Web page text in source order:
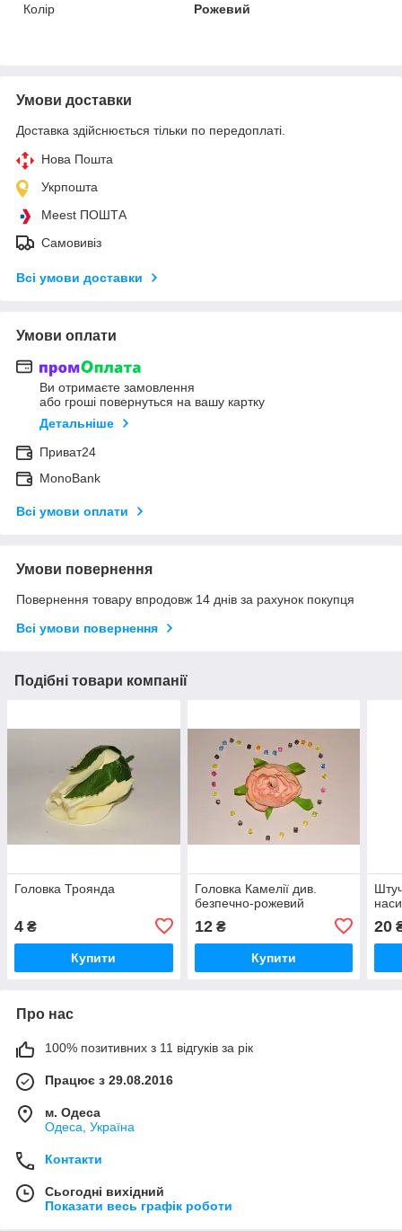
Колір
Рожевий
Умови доставки
Доставка здійснюється тільки по передоплаті.
Нова Пошта
Укрпошта
Meest ПОШТА
Самовивіз
Всі умови доставки
Умови оплати
Ви отримаєте замовлення
або гроші повернуться на вашу картку
Детальніше
Приват24
MonoBank
Всі умови оплати
Умови повернення
Повернення товару впродовж 14 днів за рахунок покупця
Всі умови повернення
Подібні товари компанії
Головка Троянда
4 ₴
Купити
Головка Камелії див.
безпечно-рожевий
12₴
Купити
20
Про нас
100% позитивних з 11 відгуків за рік
Працює з 29.08.2016
м. Одеса
Одеса, Україна
Контакти
Сьогодні вихідний
Показати весь графік роботи